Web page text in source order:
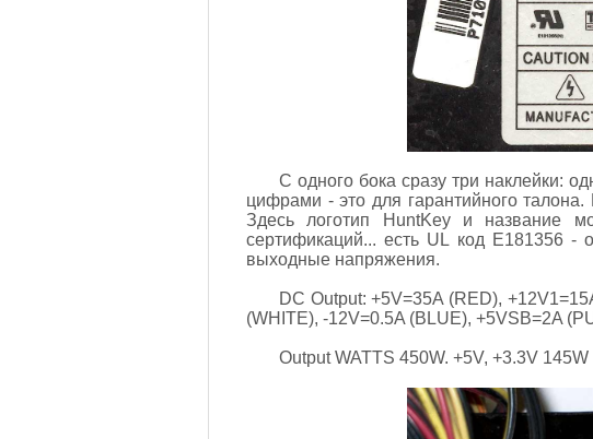
С одного бока сразу три наклейки:
цифрами - это для гарантийного талона.
Здесь логотип HuntKey и название
сертификаций... есть UL код E181356
выходные напряжения.
DC Output: +5V=35A (RED),
(WHITE), -12V=0.5A (BLUE), +5VSB=2A
Output WATTS 450W. +5V, +3.3V 145W